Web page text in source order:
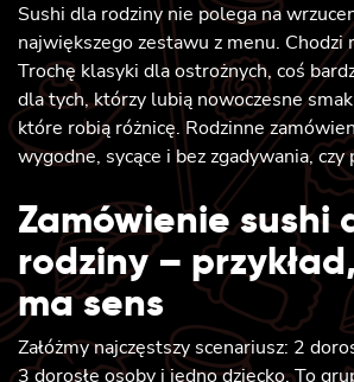
Sushi dla rodziny nie polega na
największego zestawu z menu. Chodzi
Trochę klasyki dla ostrożnych, coś
dla tych, którzy lubią nowoczesne
które robią różnicę. Rodzinne
wygodne, sycące i bez zgadywania, czy
Zamówienie sushi
rodziny –
ma sens
Załóżmy najczęstszy scenariusz: 2
3 dorosłe osoby i jedno dziecko. To